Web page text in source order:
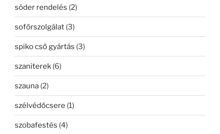
sóder rendelés (2)
sofőrszolgálat (3)
spiko cső gyártás (3)
szaniterek (6)
szauna (2)
szélvédőcsere (1)
szobafestés (4)